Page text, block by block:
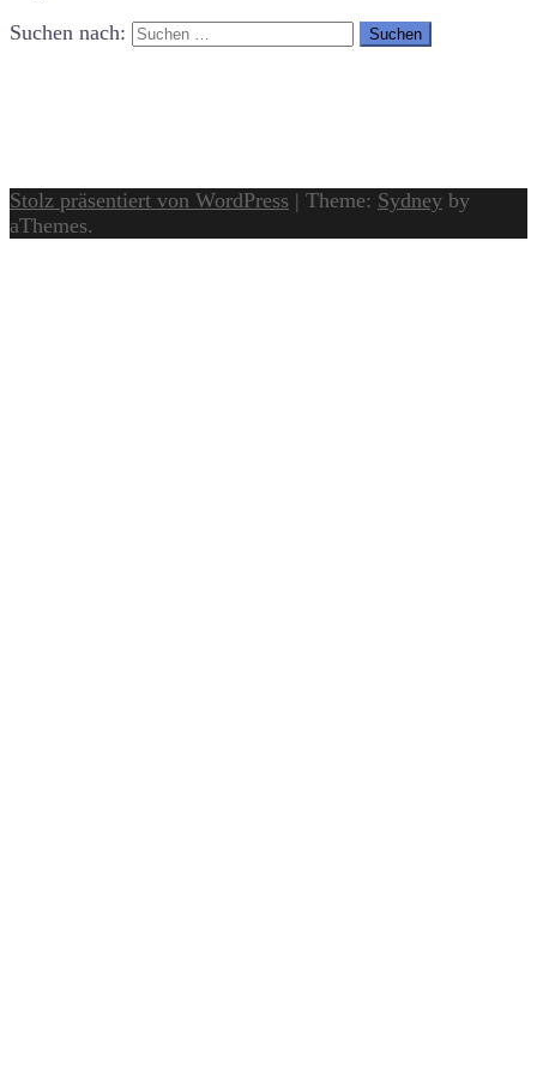
Suchen nach:
Stolz präsentiert von WordPress | Theme: Sydney by
aThemes.